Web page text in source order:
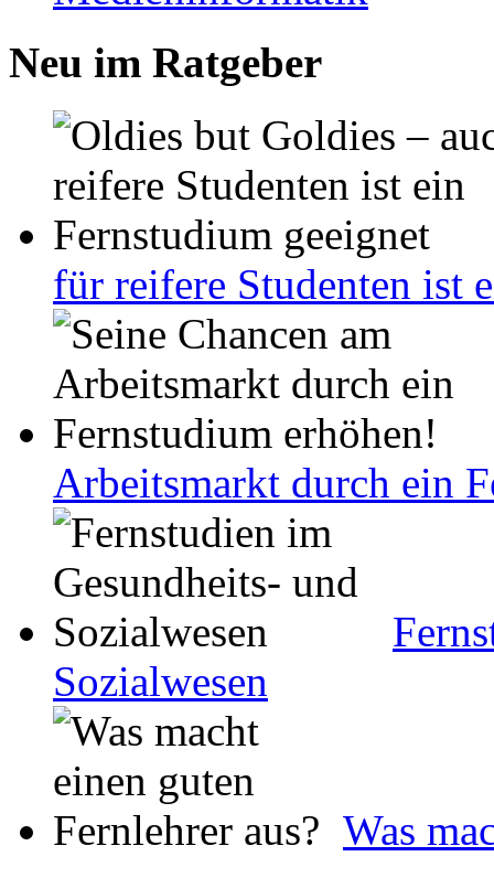
Neu im Ratgeber
für reifere Studenten ist
Arbeitsmarkt durch ein
Sozialwesen
Was